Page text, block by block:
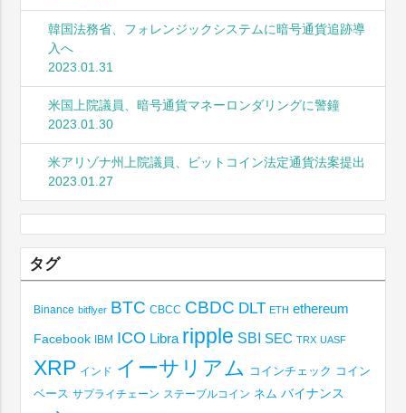
韓国法務省、フォレンジックシステムに暗号通貨追跡導
入へ
2023.01.31
米国上院議員、暗号通貨マネーロンダリングに警鐘
2023.01.30
米アリゾナ州上院議員、ビットコイン法定通貨法案提出
2023.01.27
タグ
Binance bitflyer BTC CBCC CBDC DLT ETH ethereum
Facebook IBM ICO Libra ripple SBI SEC TRX UASF
XRP インド イーサリアム コインチェック コイン
ベース サプライチェーン ステーブルコイン ネム バイナンス